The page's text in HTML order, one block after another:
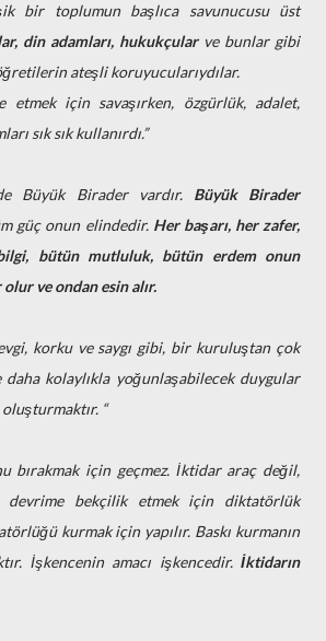
bir toplumun başlıca savunucusu üst
din adamları, hukukçularve bunlar gibi
ateşli koruyucularıydılar.
etmek için savaşırken, özgürlük, adalet,
sık sık kullanırdı.”
Büyük Birader vardır. Büyük Birader
güç onun elindedir. Her başarı, her zafer,
bütün mutluluk, bütün erdem onun
ve ondan esin alır.
korku ve saygı gibi, bir kuruluştan çok
kolaylıkla yoğunlaşabilecek duygular
“
bırakmak için geçmez. İktidar araç değil,
devrime bekçilik etmek için diktatörlük
kurmak için yapılır. Baskı kurmanın
İşkencenin amacı işkencedir. İktidarın